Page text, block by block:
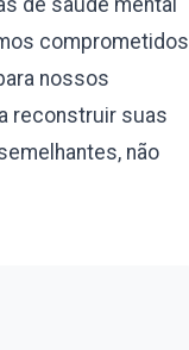
de saúde mental
comprometidos
nossos
reconstruir suas
não